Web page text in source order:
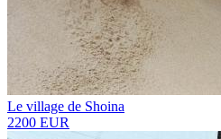
Le village de Shoina
2200 EUR